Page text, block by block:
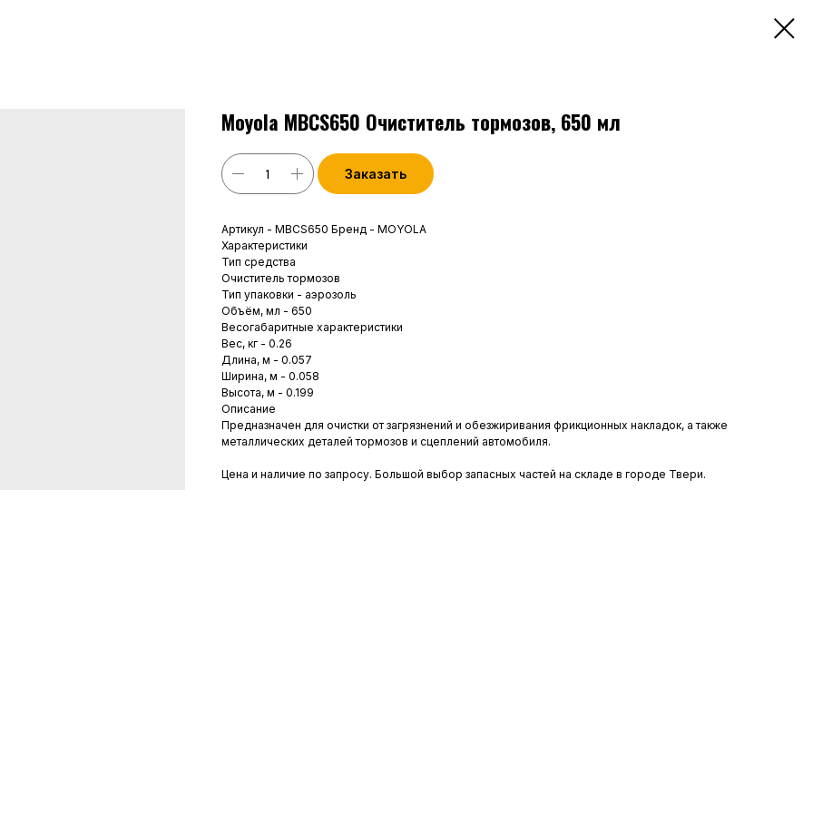
Moyola MBCS650 Очиститель тормозов, 650 мл
Заказать
Артикул - MBCS650 Бренд - MOYOLA
Характеристики
Тип средства
Очиститель тормозов
Тип упаковки - аэрозоль
Объём, мл - 650
Весогабаритные характеристики
Вес, кг - 0.26
Длина, м - 0.057
Ширина, м - 0.058
Высота, м - 0.199
Описание
Предназначен для очистки от загрязнений и обезжиривания фрикционных накладок, а также
металлических деталей тормозов и сцеплений автомобиля.
Цена и наличие по запросу. Большой выбор запасных частей на складе в городе Твери.